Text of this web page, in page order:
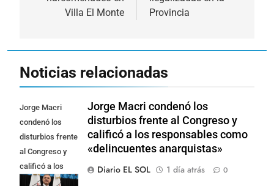
Villa El Monte
Provincia
Noticias relacionadas
Jorge Macri
condenó los
disturbios frente
al Congreso y
calificó a los
responsables
Jorge Macri condenó los
disturbios frente al Congreso y
calificó a los responsables como
«delincuentes anarquistas»
Diario EL SOL
1 día atrás 0